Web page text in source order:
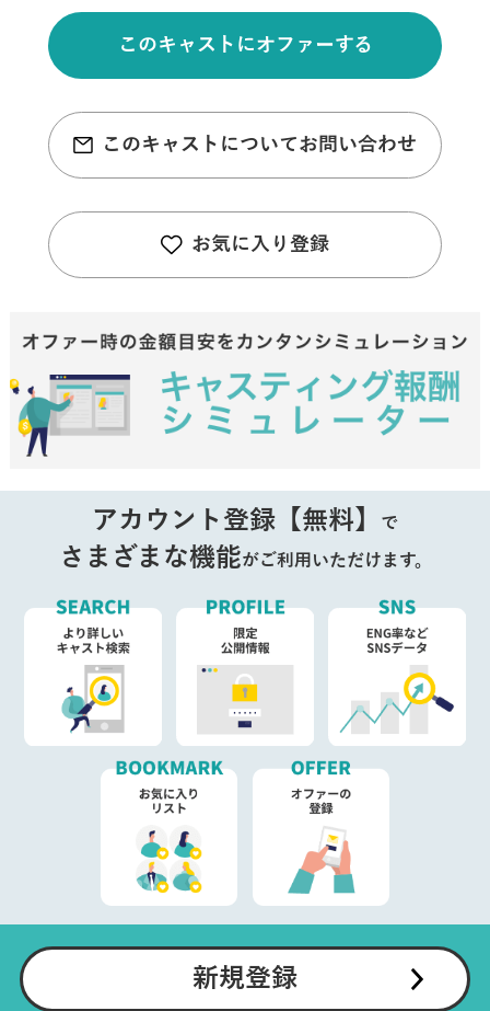
このキャストにオファーする
このキャストについてお問い合わせ
お気に入り登録
アカウント登録【無料】 で
さまざまな機能がご利用いただけます。
新規登録